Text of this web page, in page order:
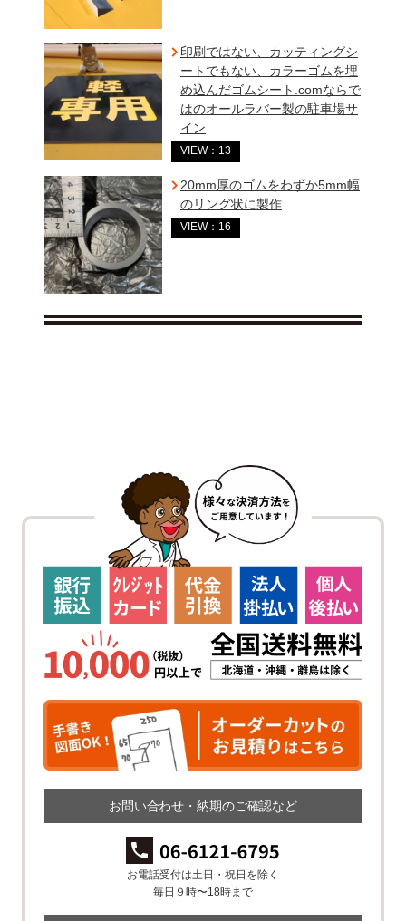
印刷ではない、カッティングシ
ートでもない、カラーゴムを埋
め込んだゴムシート.comならで
はのオールラバー製の駐車場サ
イン
VIEW：13
20mm厚のゴムをわずか5mm幅
のリング状に製作
VIEW：16
お問い合わせ・納期のご確認など
お電話受付は土日・祝日を除く
毎日９時〜18時まで